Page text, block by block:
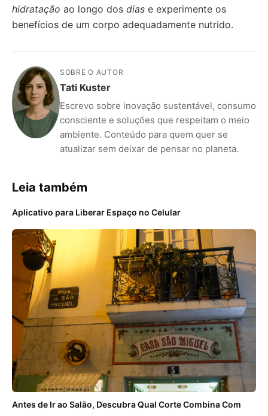
hidratação ao longo dos dias e experimente os
benefícios de um corpo adequadamente nutrido.
SOBRE O AUTOR
Tati Kuster
Escrevo sobre inovação sustentável, consumo
consciente e soluções que respeitam o meio
ambiente. Conteúdo para quem quer se
atualizar sem deixar de pensar no planeta.
Leia também
Aplicativo para Liberar Espaço no Celular
Antes de Ir ao Salão, Descubra Qual Corte Combina Com